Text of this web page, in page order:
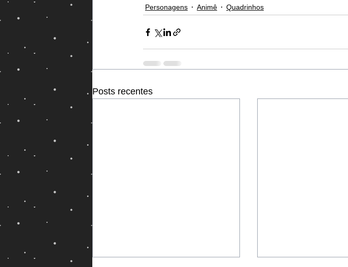
Personagens Animê Quadrinhos
Posts recentes